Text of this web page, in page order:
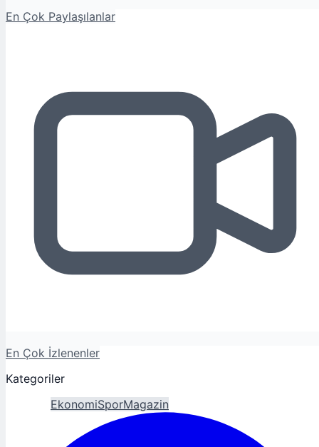
En Çok Paylaşılanlar
En Çok İzlenenler
Kategoriler
EkonomiSporMagazin